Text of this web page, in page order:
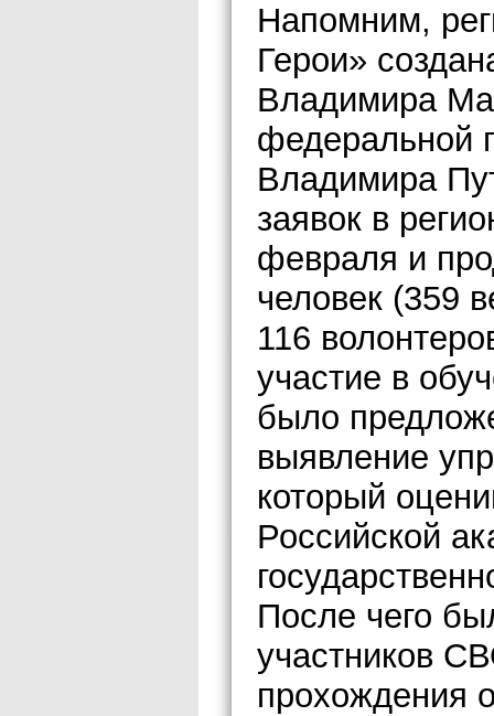
Напомним,
Герои»
Владимира
федеральной
Владимира
заявок в
февраля и
человек (359
116
участие в
было
выявление
который
Российской
После чего
участников
прохождения